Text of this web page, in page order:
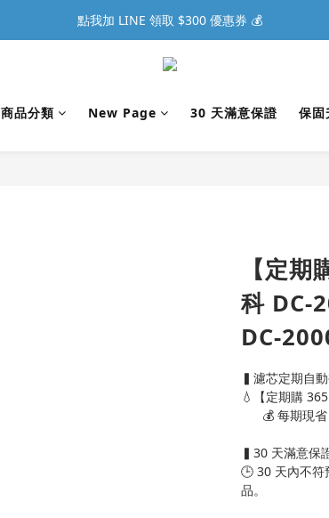
點我加 LINE 領取 $300 優惠券 💰
商品分類 New Page 30 天滿意保證 保固
【定
科 DC-
DC-
▍濾芯定期自
💧【定期購
💰 每期
▍30 天滿意保
🕒 30 天內不符
品。